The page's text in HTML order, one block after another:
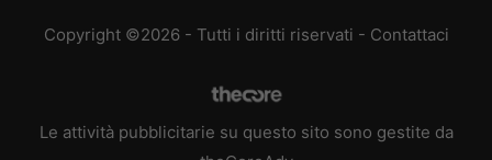
Copyright ©2026 - Tutti i diritti riservati - Contattaci
Le attività pubblicitarie su questo sito sono gestite da